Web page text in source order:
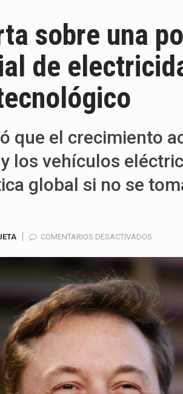
sobre una
de
que el crecimiento
los vehículos
global si no se
COMENTARIOS DESACTIVADOS
SOBRE
UNA
POSIBLE
ESCASEZ
MUNDIAL
DE
POR